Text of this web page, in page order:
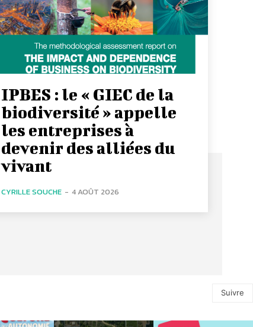
IPBES : le « GIEC de la
biodiversité » appelle
les entreprises à
devenir des alliées du
vivant
CYRILLE SOUCHE - 4 AOÛT 2026
Suivre